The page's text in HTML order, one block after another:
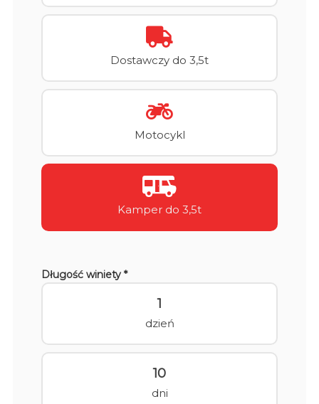
Dostawczy do 3,5t
Motocykl
Kamper do 3,5t
Długość winiety *
1
dzień
10
dni